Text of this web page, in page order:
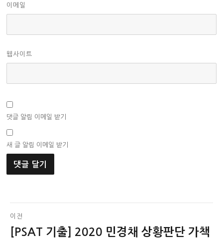
이메일
웹사이트
댓글 알림 이메일 받기
새 글 알림 이메일 받기
글
탐
이전
이[PSAT 기출] 2020 민경채 상황판단 가책